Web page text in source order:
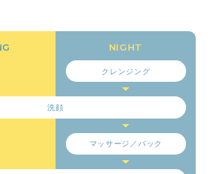
クレンジング
洗顔
マッサージ／パック